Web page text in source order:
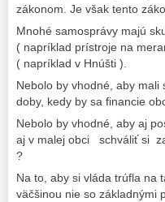
zákonom. Je však tento
Mnohé samosprávy majú
( napríklad prístroje na
( napríklad v Hnúšti ).
Nebolo by vhodné, aby
doby, kedy by sa financie
Nebolo by vhodné, aby aj
aj v malej obci schváliť si
?
Na to, aby si vláda trúfla na
väčšinou nie so základnými